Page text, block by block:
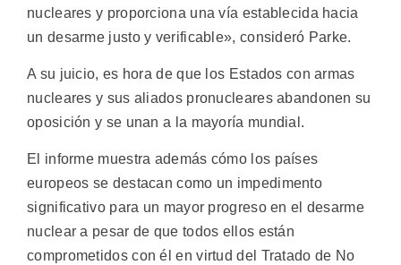
nucleares y proporciona una vía establecida hacia
un desarme justo y verificable», consideró Parke.
A su juicio, es hora de que los Estados con armas
nucleares y sus aliados pronucleares abandonen su
oposición y se unan a la mayoría mundial.
El informe muestra además cómo los países
europeos se destacan como un impedimento
significativo para un mayor progreso en el desarme
nuclear a pesar de que todos ellos están
comprometidos con él en virtud del Tratado de No